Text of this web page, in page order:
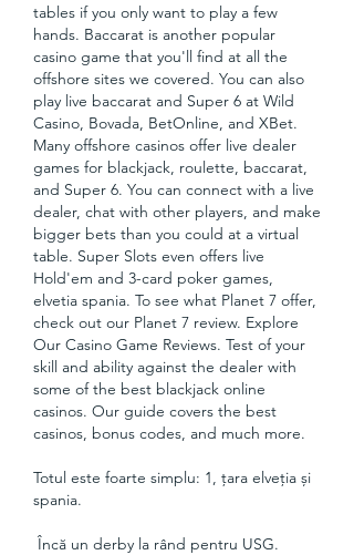
tables if you only want to play a few
hands. Baccarat is another popular
casino game that you'll find at all the
offshore sites we covered. You can also
play live baccarat and Super 6 at Wild
Casino, Bovada, BetOnline, and XBet.
Many offshore casinos offer live dealer
games for blackjack, roulette, baccarat,
and Super 6. You can connect with a live
dealer, chat with other players, and make
bigger bets than you could at a virtual
table. Super Slots even offers live
Hold'em and 3-card poker games,
elvetia spania. To see what Planet 7 offer,
check out our Planet 7 review. Explore
Our Casino Game Reviews. Test of your
skill and ability against the dealer with
some of the best blackjack online
casinos. Our guide covers the best
casinos, bonus codes, and much more.
Totul este foarte simplu: 1, țara elveția și
spania.